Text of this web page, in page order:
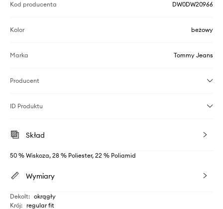
Kod producenta DW0DW20966
Kolor beżowy
Marka Tommy Jeans
Producent
ID Produktu
Skład
50 % Wiskoza, 28 % Poliester, 22 % Poliamid
Wymiary
Dekolt: okrągły
Krój: regular fit